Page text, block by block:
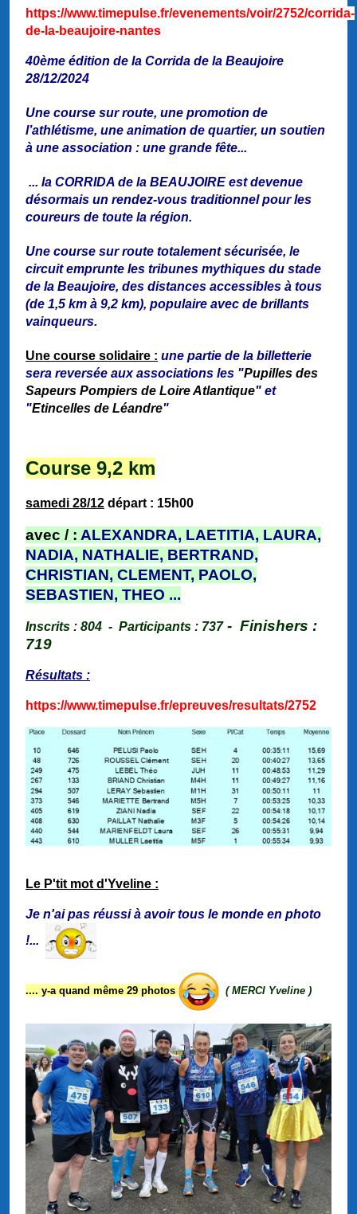
https://www.timepulse.fr/evenements/voir/2752/corrida-
de-la-beaujoire-nantes
40ème édition de la Corrida de la Beaujoire
28/12/2024
Une course sur route, une promotion de
l’athlétisme, une animation de quartier, un soutien
à une association : une grande fête...
... la CORRIDA de la BEAUJOIRE est devenue
désormais un rendez-vous traditionnel pour les
coureurs de toute la région.
Une course sur route totalement sécurisée, le
circuit emprunte les tribunes mythiques du stade
de la Beaujoire, des distances accessibles à tous
(de 1,5 km à 9,2 km), populaire avec de brillants
vainqueurs.
Une course solidaire : une partie de la billetterie
sera reversée aux associations les "Pupilles des
Sapeurs Pompiers de Loire Atlantique" et
"Etincelles de Léandre"
Course 9,2 km
samedi 28/12 départ : 15h00
avec / : ALEXANDRA, LAETITIA, LAURA,
NADIA, NATHALIE, BERTRAND,
CHRISTIAN, CLEMENT, PAOLO,
SEBASTIEN, THEO ...
Inscrits : 804 - Participants : 737- Finishers :
719
Résultats :
https://www.timepulse.fr/epreuves/resultats/2752
Le P'tit mot d'Yveline :
Je n'ai pas réussi à avoir tous le monde en photo
!...
.... y-a quand même 29 photos ( MERCI Yveline )